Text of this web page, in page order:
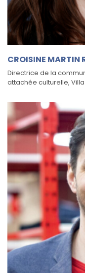
CROISINE MARTIN
Directrice de la
attachée culturelle,